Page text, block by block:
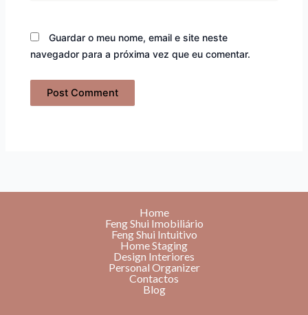
Guardar o meu nome, email e site neste
navegador para a próxima vez que eu comentar.
Home
Feng Shui Imobiliário
Feng Shui Intuitivo
Home Staging
Design Interiores
Personal Organizer
Contactos
Blog